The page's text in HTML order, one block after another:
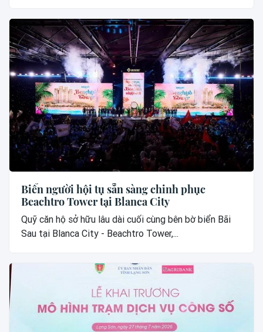
Biển người hội tụ sẵn sàng chinh phục
Beachtro Tower tại Blanca City
Quỹ căn hộ sở hữu lâu dài cuối cùng bên bờ biển Bãi
Sau tại Blanca City - Beachtro Tower,...